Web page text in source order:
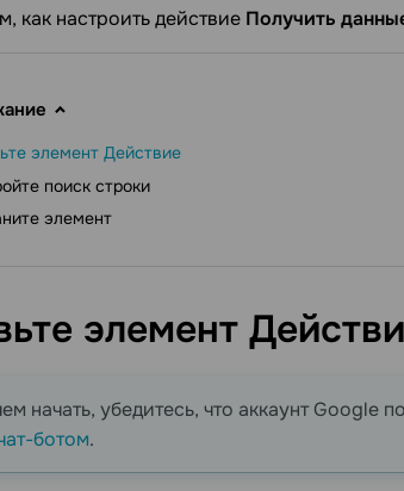
как настроить действие Получить
элемент Действие
поиск строки
элемент
элемент
начать, убедитесь, что аккаунт Google
ботом.